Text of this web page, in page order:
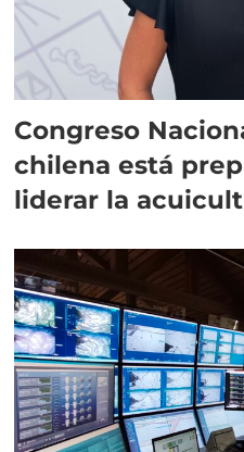
Congreso
chilena está
liderar la